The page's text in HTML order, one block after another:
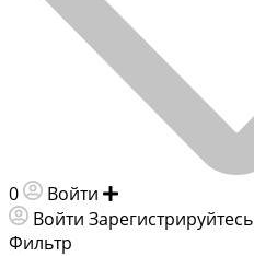
0 Войти
Войти Зарегистрируйтесь
Фильтр